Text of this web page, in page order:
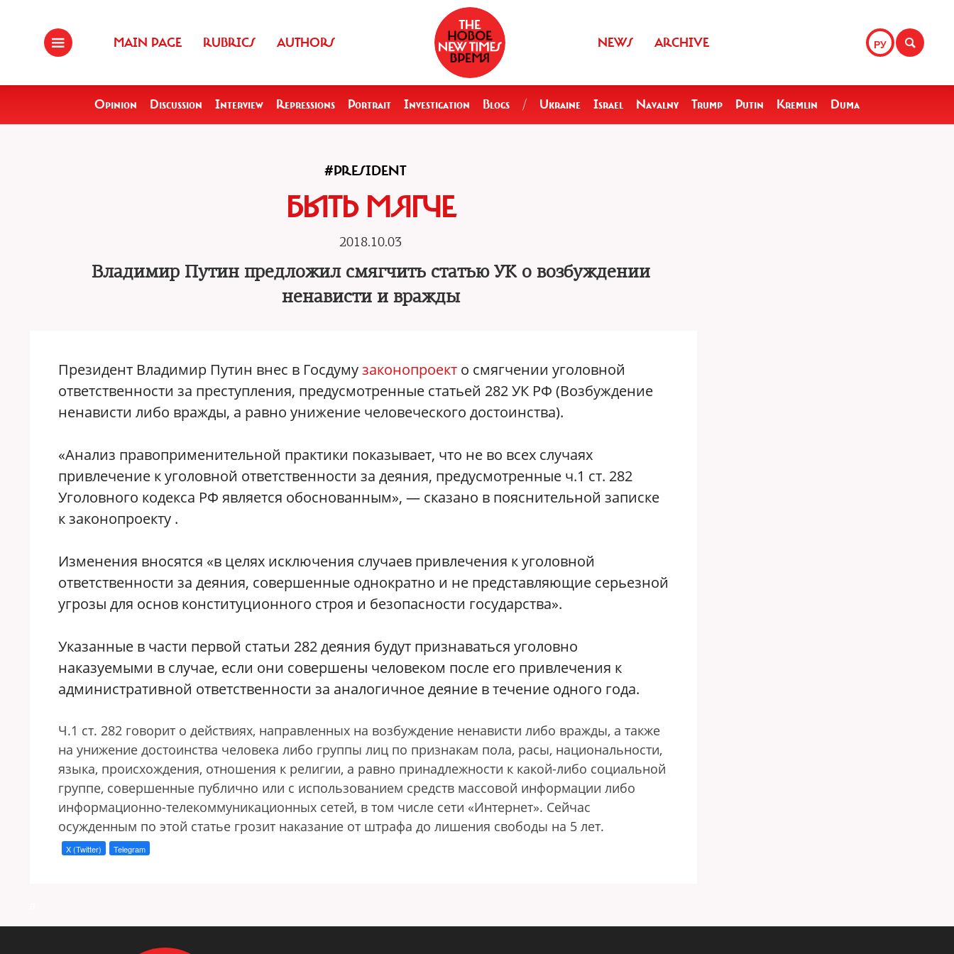
MAIN PAGE RUBRICS AUTHORS РУ
NEWS ARCHIVE
Opinion Discussion Interview Repressions Portrait Investigation Blogs / Ukraine Israel Navalny Trump Putin Kremlin Duma
#PRESIDENT
БЫТЬ МЯГЧЕ
2018.10.03
Владимир Путин предложил смягчить статью УК о возбуждении
ненависти и вражды
Президент Владимир Путин внес в Госдумузаконопроект о смягчении уголовной
ответственности за преступления, предусмотренные статьей 282 УК РФ (Возбуждение
ненависти либо вражды, а равно унижение человеческого достоинства).
«Анализ правоприменительной практики показывает, что не во всех случаях
привлечение к уголовной ответственности за деяния, предусмотренные ч.1 ст. 282
Уголовного кодекса РФ является обоснованным», — сказано в пояснительной записке
к законопроекту .
Изменения вносятся «в целях исключения случаев привлечения к уголовной
ответственности за деяния, совершенные однократно и не представляющие серьезной
угрозы для основ конституционного строя и безопасности государства».
Указанные в части первой статьи 282 деяния будут признаваться уголовно
наказуемыми в случае, если они совершены человеком после его привлечения к
административной ответственности за аналогичное деяние в течение одного года.
Ч.1 ст. 282 говорит о действиях, направленных на возбуждение ненависти либо вражды, а также
на унижение достоинства человека либо группы лиц по признакам пола, расы, национальности,
языка, происхождения, отношения к религии, а равно принадлежности к какой-либо социальной
группе, совершенные публично или с использованием средств массовой информации либо
информационно-телекоммуникационных сетей, в том числе сети «Интернет». Сейчас
осужденным по этой статье грозит наказание от штрафа до лишения свободы на 5 лет.
X (Twitter) Telegram